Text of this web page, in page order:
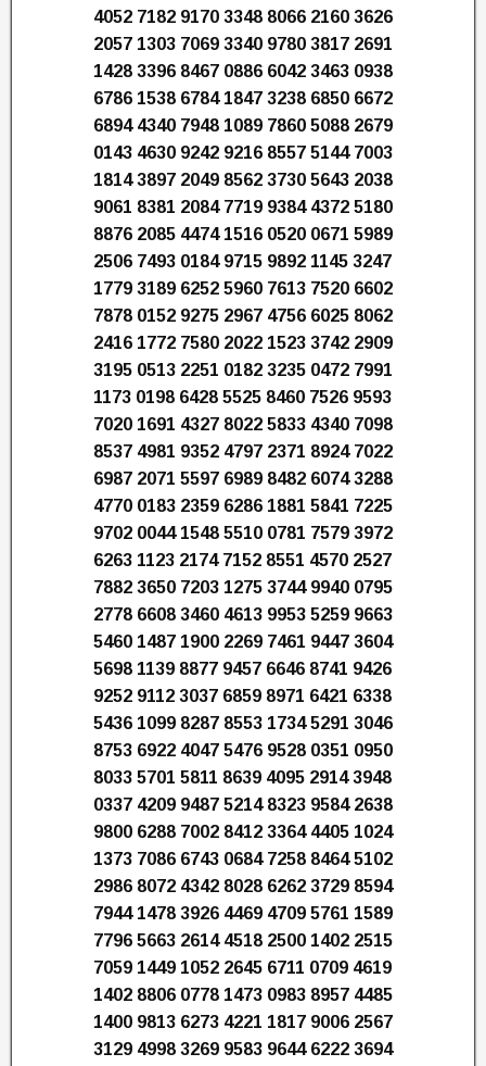
4052 7182 9170 3348 8066 2160 3626
2057 1303 7069 3340 9780 3817 2691
1428 3396 8467 0886 6042 3463 0938
6786 1538 6784 1847 3238 6850 6672
6894 4340 7948 1089 7860 5088 2679
0143 4630 9242 9216 8557 5144 7003
1814 3897 2049 8562 3730 5643 2038
9061 8381 2084 7719 9384 4372 5180
8876 2085 4474 1516 0520 0671 5989
2506 7493 0184 9715 9892 1145 3247
1779 3189 6252 5960 7613 7520 6602
7878 0152 9275 2967 4756 6025 8062
2416 1772 7580 2022 1523 3742 2909
3195 0513 2251 0182 3235 0472 7991
1173 0198 6428 5525 8460 7526 9593
7020 1691 4327 8022 5833 4340 7098
8537 4981 9352 4797 2371 8924 7022
6987 2071 5597 6989 8482 6074 3288
4770 0183 2359 6286 1881 5841 7225
9702 0044 1548 5510 0781 7579 3972
6263 1123 2174 7152 8551 4570 2527
7882 3650 7203 1275 3744 9940 0795
2778 6608 3460 4613 9953 5259 9663
5460 1487 1900 2269 7461 9447 3604
5698 1139 8877 9457 6646 8741 9426
9252 9112 3037 6859 8971 6421 6338
5436 1099 8287 8553 1734 5291 3046
8753 6922 4047 5476 9528 0351 0950
8033 5701 5811 8639 4095 2914 3948
0337 4209 9487 5214 8323 9584 2638
9800 6288 7002 8412 3364 4405 1024
1373 7086 6743 0684 7258 8464 5102
2986 8072 4342 8028 6262 3729 8594
7944 1478 3926 4469 4709 5761 1589
7796 5663 2614 4518 2500 1402 2515
7059 1449 1052 2645 6711 0709 4619
1402 8806 0778 1473 0983 8957 4485
1400 9813 6273 4221 1817 9006 2567
3129 4998 3269 9583 9644 6222 3694